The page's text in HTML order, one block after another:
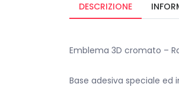
DESCRIZIONE
Emblema 3D cromato –
Base adesiva speciale ed